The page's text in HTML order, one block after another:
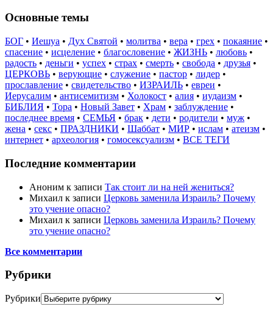
Основные темы
БОГ • Иешуа • Дух Святой • молитва • вера • грех • покаяние •
спасение • исцеление • благословение • ЖИЗНЬ • любовь •
радость • деньги • успех • страх • смерть • свобода • друзья •
ЦЕРКОВЬ • верующие • служение • пастор • лидер •
прославление • свидетельство • ИЗРАИЛЬ • евреи •
Иерусалим • антисемитизм • Холокост • алия • иудаизм •
БИБЛИЯ • Тора • Новый Завет • Храм • заблуждение •
последнее время • СЕМЬЯ • брак • дети • родители • муж •
жена • секс • ПРАЗДНИКИ • Шаббат • МИР • ислам • атеизм •
интернет • археология • гомосексуализм • ВСЕ ТЕГИ
Последние комментарии
Аноним к записи Так стоит ли на ней жениться?
Михаил к записи Церковь заменила Израиль? Почему
это учение опасно?
Михаил к записи Церковь заменила Израиль? Почему
это учение опасно?
Все комментарии
Рубрики
Рубрики